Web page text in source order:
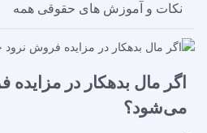
نکات و آموزش های حقوقی همه
اگر مال بدهکار در
می‌شود؟